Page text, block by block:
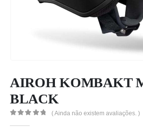
AIROH KOMBAKT
BLACK
( Ainda não existem avaliações. )